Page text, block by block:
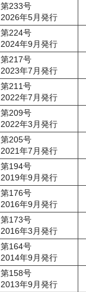
第233号
2026年5月発行
第224号
2024年9月発行
第217号
2023年7月発行
第211号
2022年7月発行
第209号
2022年3月発行
第205号
2021年7月発行
第194号
2019年9月発行
第176号
2016年9月発行
第173号
2016年3月発行
第164号
2014年9月発行
第158号
2013年9月発行